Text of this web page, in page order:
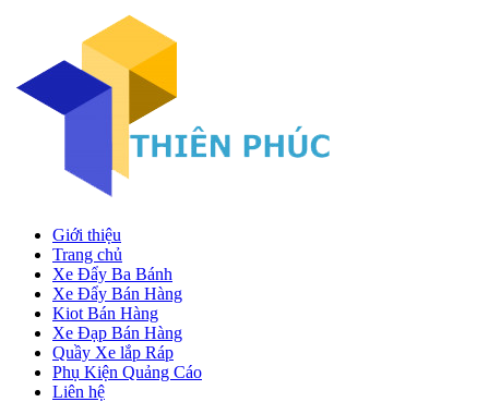
Giới thiệu
Trang chủ
Xe Đẩy Ba Bánh
Xe Đẩy Bán Hàng
Kiot Bán Hàng
Xe Đạp Bán Hàng
Quầy Xe lắp Ráp
Phụ Kiện Quảng Cáo
Liên hệ